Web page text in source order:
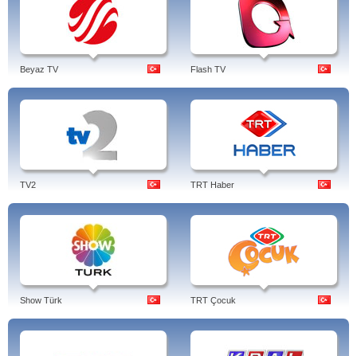
Beyaz TV Flash TV
TV2 TRT Haber
Show Türk TRT Çocuk